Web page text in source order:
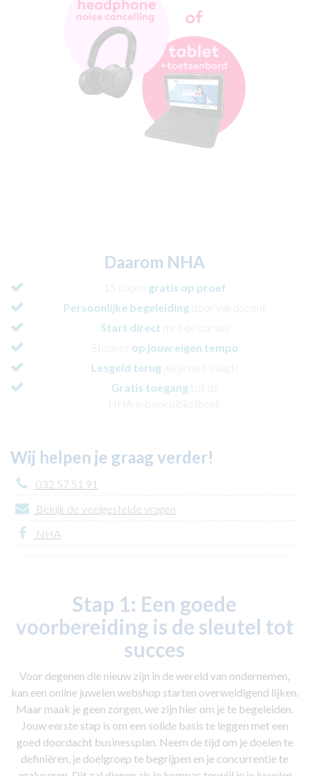
Daarom NHA
15 dagen
gratis op proef
Persoonlijke begeleiding door vakdocent
Start direct met de cursus
Studeer op jouw eigen tempo
Lesgeld terug als je niet slaagt!
Gratis toegangtot de
NHA e-bookbibliotheek
Wij helpen je graag verder!
032 57 51 91
Bekijk de veelgestelde vragen
NHA
Stap 1: Een goede
voorbereiding is de sleutel tot
succes
Voor degenen die nieuw zijn in de wereld van ondernemen,
kan een online juwelen webshop starten overweldigend lijken.
Maar maak je geen zorgen, we zijn hier om je te begeleiden.
Jouw eerste stap is om een solide basis te leggen met een
goed doordacht businessplan. Neem de tijd om je doelen te
definiëren, je doelgroep te begrijpen en je concurrentie te